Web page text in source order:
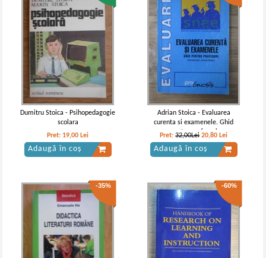
Dumitru Stoica - Psihopedagogie
scolara
Pret: 19,00 Lei
Adaugă în coș
Adrian Stoica - Evaluarea
curenta si examenele. Ghid
pentru profesori
Pret:32,00Lei 20,80 Lei
Adaugă în coș
-35% -60%